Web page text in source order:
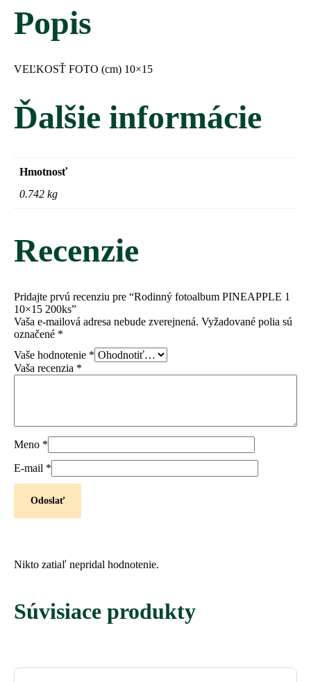
Popis
VEĽKOSŤ FOTO (cm) 10×15
Ďalšie informácie
Hmotnosť
0.742 kg
Recenzie
Pridajte prvú recenziu pre “Rodinný fotoalbum PINEAPPLE 1
10×15 200ks”
Vaša e-mailová adresa nebude zverejnená. Vyžadované polia sú
označené *
Vaše hodnotenie *
Vaša recenzia *
Meno *
E-mail *
Nikto zatiaľ nepridal hodnotenie.
Súvisiace produkty